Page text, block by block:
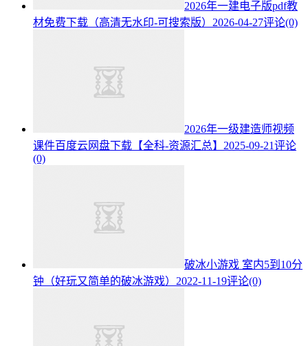
2026年一建电子版pdf教
材免费下载（高清无水印-可搜索版） 2026-04-27评论(0)
2026年一级建造师视频
课件百度云网盘下载【全科-资源汇总】 2025-09-21评论
(0)
破冰小游戏 室内5到10分
钟（好玩又简单的破冰游戏） 2022-11-19评论(0)